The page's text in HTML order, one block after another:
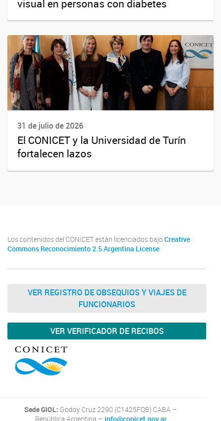
visual en personas con diabetes
31 de julio de 2026
El CONICET y la Universidad de Turín
fortalecen lazos
Los contenidos del CONICET están licenciados bajo Creative
Commons Reconocimiento 2.5 Argentina License
VER REGISTRO DE OBSEQUIOS Y VIAJES DE
FUNCIONARIOS
VER VERIFICADOR DE RECIBOS
Sede GIOL: Godoy Cruz 2290 (C1425FQB) CABA –
República Argentina – info@conicet.gov.ar